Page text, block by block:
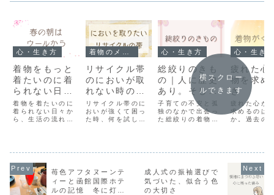
心・生き方
着物をもっと
着たいのに着
られない日々
の解決策｜朝
いちばんにウ
ール着物
着物を着たいのに
着られない日々か
ら、生活の流れを
の心の動きをまと
めました。
リサイクル帯
のにおいが取
れない時の対
処法と、クリ
ーニングの実
体験まとめ
リサイクル帯のに
おいが強くて困っ
た時、何を試し、
とめました。
心・生き方
総絞りのきも
の｜人に歴史
あり。そして
着物にも…
子育ての不安と孤
独のなかで出会っ
た総絞りの着物。
えた一枚になった
理由を綴る記事で
す。
心・生き
疲れた心
物を求め
き
疲れた心が
求めるのは
か。過去の
横スクロー
ルできます
苺色アフタヌーンテ
ィーと函館国際ホテ
ルの記憶 冬に灯る
成人式の振袖選びで
気づいた、似合う色
の大切さ